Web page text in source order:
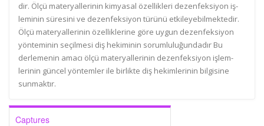
dir. Ölçü materyallerinin kimyasal özellikleri dezenfeksiyon iş-
leminin süresini ve dezenfeksiyon türünü etkileyebilmektedir.
Ölçü materyallerinin özelliklerine göre uygun dezenfeksiyon
yönteminin seçilmesi diş hekiminin sorumluluğundadır Bu
derlemenin amacı ölçü materyallerinin dezenfeksiyon işlem-
lerinin güncel yöntemler ile birlikte diş hekimlerinin bilgisine
sunmaktır.
Captures